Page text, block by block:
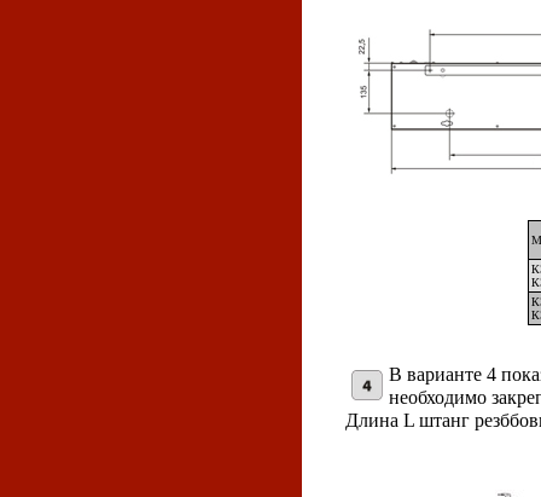
В варианте 4
необходимо
Длина L штанг